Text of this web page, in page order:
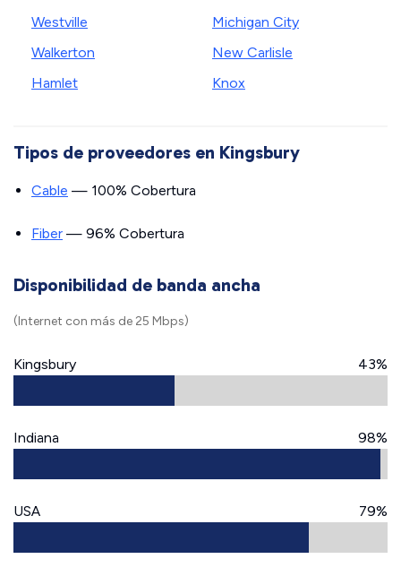
Westville
Walkerton
Hamlet
Michigan City
New Carlisle
Knox
Tipos de proveedores en Kingsbury
Cable — 100% Cobertura
Fiber — 96% Cobertura
Disponibilidad de banda ancha
(Internet con más de 25 Mbps)
Kingsbury 43%
Indiana 98%
USA 79%